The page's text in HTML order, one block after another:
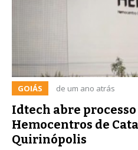
GOIÁS de um ano atrás
Idtech abre
Hemocentros de
Quirinópolis